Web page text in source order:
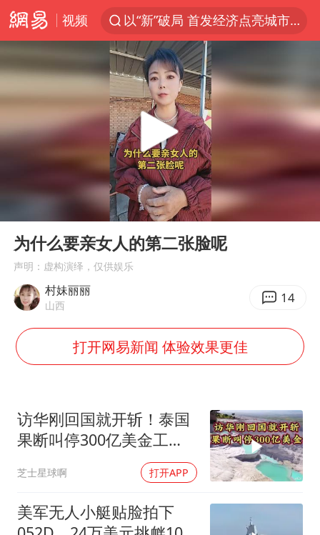
视频
以“新”破局 首发经济点亮城市消费活力
宇树科技发行价格150.80元/股
吉林一“温度计大楼”读数爆表
台风白海豚影响中国已成定局
我国编制完成新版全月地质图
中国五箭齐发反制美国
村民谈“梅姨”：叫的其实是“媒姨”
80后女柜员逆袭成4200亿银行副行长
多地要求领导干部带头休假
奋进开新局 实干挑大梁
Play
为什么要亲女人的第二张脸呢
声明：虚构演绎，仅供娱乐
村妹丽丽
山西 14
打开网易新闻 体验效果更佳
访华刚回国就开斩！泰国
果断叫停300亿美金工
芝士星球啊 打开APP
美军无人小艇贴脸拍下